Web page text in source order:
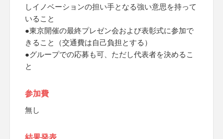
しイノベーションの担い手となる強い意思を持って
いること
●東京開催の最終プレゼン会および表彰式に参加で
きること（交通費は自己負担とする）
●グループでの応募も可、ただし代表者を決めるこ
と
参加費
無し
結果発表